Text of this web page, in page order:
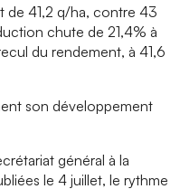
de 41,2 q/ha, contre 43
chute de 21,4% à
du rendement, à 41,6
son développement
général à la
le 4 juillet, le rythme